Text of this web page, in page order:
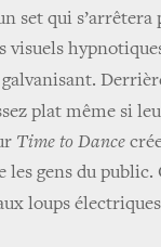
set qui
visuels
plat même si
Time to Dance
gens du public.
loups